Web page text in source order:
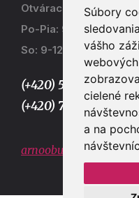
Súbory
vášho
cielené
a na
Otváracia doba
Po-Pia: 9-17
So: 9-12
(+420) 577 915 036,
(+420) 773 667 390
arnoobuv@gmail.com